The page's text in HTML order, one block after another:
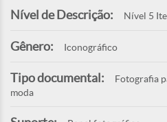
Nível de Descrição: Nível 5
Gênero: Iconográfico
Tipo documental:
Fotografia
moda